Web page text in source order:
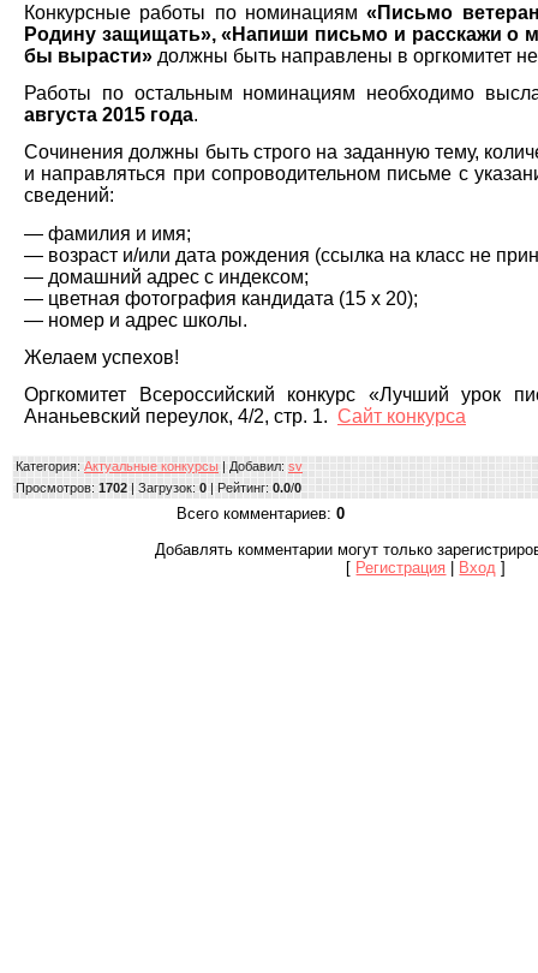
Конкурсные работы по номинациям«Письмо
Родину защищать», «Напиши письмо и расскажи о
бы вырасти» должны быть направлены в оргкомитет
Работы по остальным номинациям необходимо
августа 2015 года.
Сочинения должны быть строго на заданную тему,
и направляться при сопроводительном письме с
сведений:
— фамилия и имя;
— возраст и/или дата рождения (ссылка на класс не
— домашний адрес с индексом;
— цветная фотография кандидата (15 х 20);
— номер и адрес школы.
Желаем успехов!
Оргкомитет Всероссийский конкурс «Лучший урок
Ананьевский переулок, 4/2, стр. 1. Сайт конкурса
Категория: Актуальные конкурсы Добавил: sv
Просмотров: 1702 Загрузок: 0 Рейтинг: 0.0/0
Всего комментариев: 0
Добавлять комментарии могут только
[ Регистрация Вход ]